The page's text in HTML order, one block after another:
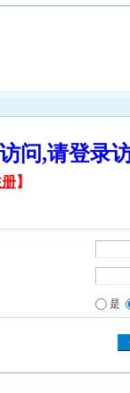
访问,请登
】
是